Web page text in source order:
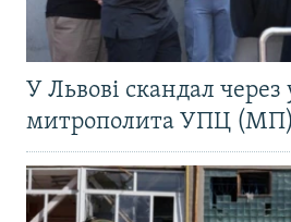
У Львові скандал через
митрополита УПЦ (МП)